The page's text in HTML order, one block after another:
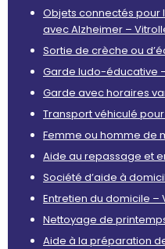
Objets connectés pour
avec Alzheimer –
Sortie de crèche ou
Garde ludo-éducative
Garde avec horaires
Transport véhiculé
Femme ou homme de
Aide au repassage et
Société d’aide à
Entretien du domicile –
Nettoyage de
Aide à la préparation